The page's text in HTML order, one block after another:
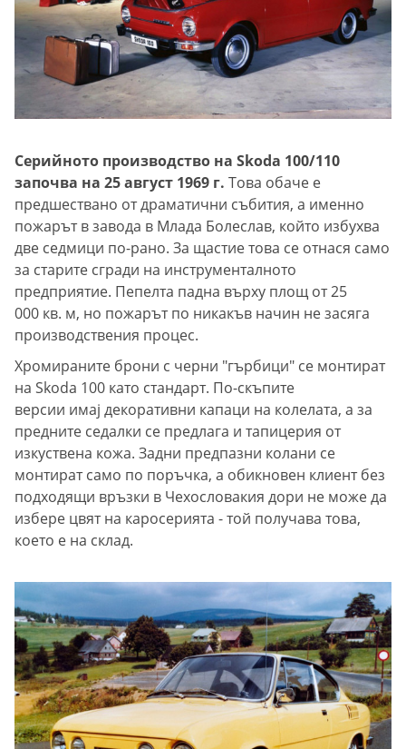
Серийното производство на Skoda 100/110
започва на 25 август 1969 г. Това обаче е
предшествано от драматични събития, а именно
пожарът в завода в Млада Болеслав, който избухва
две седмици по-рано. За щастие това се отнася само
за старите сгради на инструменталното
предприятие. Пепелта падна върху площ от 25
000 кв. м, но пожарът по никакъв начин не засяга
производствения процес.
Хромираните брони с черни "гърбици" се монтират
на Skoda 100 като стандарт. По-скъпите
версии имаj декоративни капаци на колелата, а за
предните седалки се предлага и тапицерия от
изкуствена кожа. Задни предпазни колани се
монтират само по поръчка, а обикновен клиент без
подходящи връзки в Чехословакия дори не може да
избере цвят на каросерията - той получава това,
което е на склад.